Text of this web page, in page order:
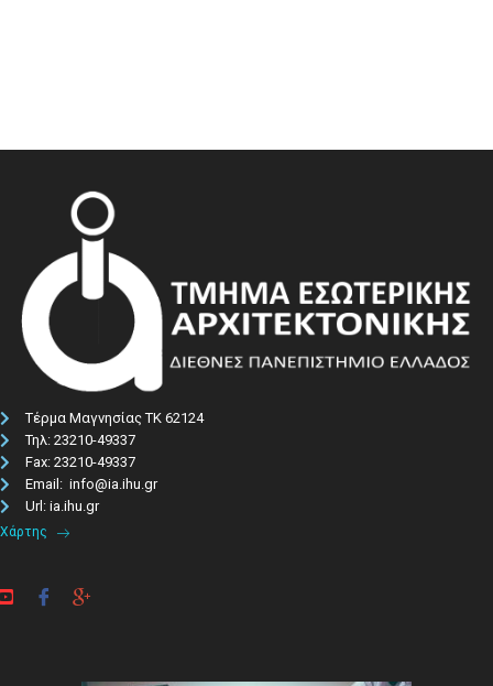
Τέρμα Μαγνησίας ΤΚ 62124
Τηλ: 23210-49337​
Fax: 23210-49337
Email: info@ia.ihu.gr
Url: ia.ihu.gr
Χάρτης